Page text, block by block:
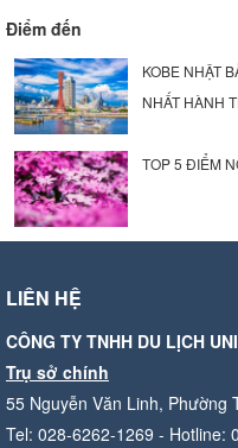
Điểm đến
KOBE NHẬT
NHẤT HÀNH
TOP 5 ĐIỂM
LIÊN HỆ
CÔNG TY TNHH DU LỊCH
Trụ sở chính
55 Nguyễn Văn Linh, Phường
Tel: 028-6262-1269 - Hotline: